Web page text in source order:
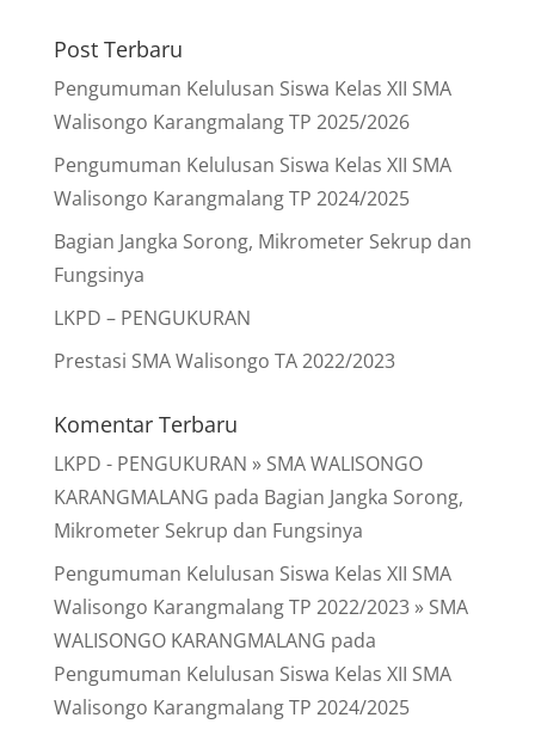
Post Terbaru
Pengumuman Kelulusan Siswa Kelas XII SMA
Walisongo Karangmalang TP 2025/2026
Pengumuman Kelulusan Siswa Kelas XII SMA
Walisongo Karangmalang TP 2024/2025
Bagian Jangka Sorong, Mikrometer Sekrup dan
Fungsinya
LKPD – PENGUKURAN
Prestasi SMA Walisongo TA 2022/2023
Komentar Terbaru
LKPD - PENGUKURAN » SMA WALISONGO
KARANGMALANG pada Bagian Jangka Sorong,
Mikrometer Sekrup dan Fungsinya
Pengumuman Kelulusan Siswa Kelas XII SMA
Walisongo Karangmalang TP 2022/2023 » SMA
WALISONGO KARANGMALANG pada
Pengumuman Kelulusan Siswa Kelas XII SMA
Walisongo Karangmalang TP 2024/2025